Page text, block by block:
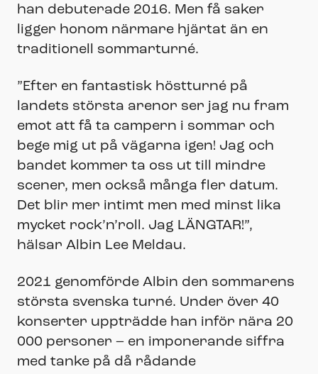
han debuterade 2016. Men få saker
ligger honom närmare hjärtat än en
traditionell sommarturné.
”Efter en fantastisk höstturné på
landets största arenor ser jag nu fram
emot att få ta campern i sommar och
bege mig ut på vägarna igen! Jag och
bandet kommer ta oss ut till mindre
scener, men också många fler datum.
Det blir mer intimt men med minst lika
mycket rock’n’roll. Jag LÄNGTAR!”,
hälsar Albin Lee Meldau.
2021 genomförde Albin den sommarens
största svenska turné. Under över 40
konserter uppträdde han inför nära 20
000 personer – en imponerande siffra
med tanke på då rådande